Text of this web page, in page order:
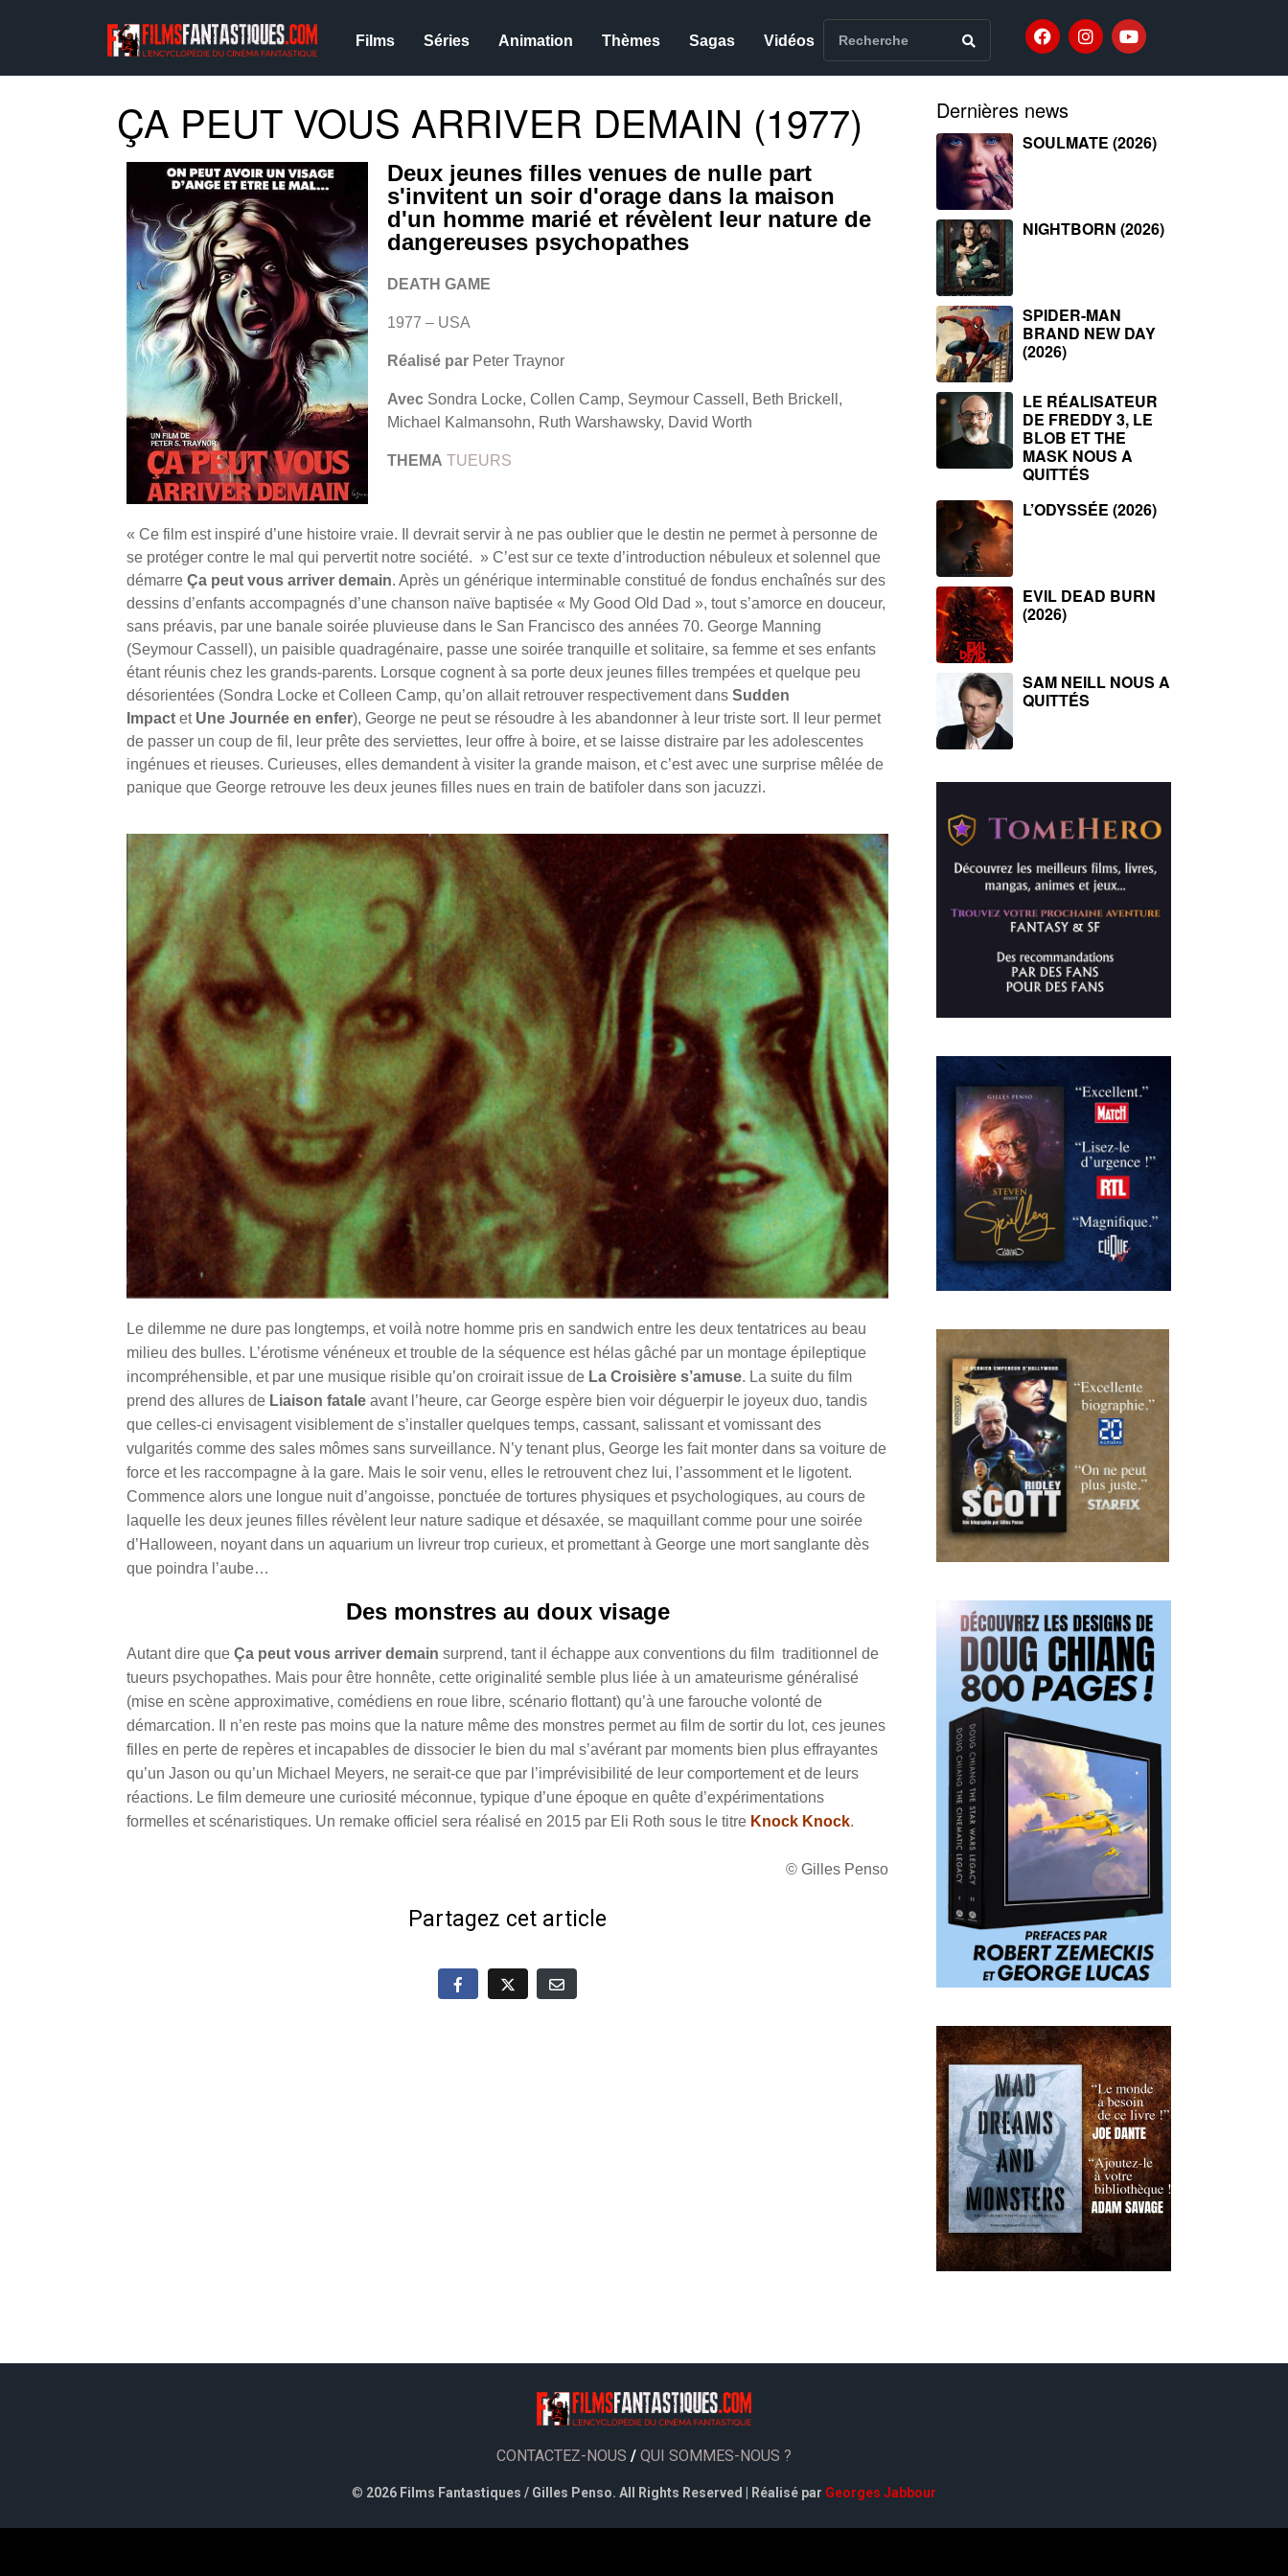
Films Séries Animation Thèmes Sagas Vidéos
ÇA PEUT VOUS ARRIVER DEMAIN (1977)
Deux jeunes filles venues de nulle part
s'invitent un soir d'orage dans la maison
d'un homme marié et révèlent leur nature de
dangereuses psychopathes
DEATH GAME
1977 – USA
Réalisé par Peter Traynor
Avec Sondra Locke, Collen Camp, Seymour Cassell, Beth Brickell,
Michael Kalmansohn, Ruth Warshawsky, David Worth
THEMA TUEURS
« Ce film est inspiré d’une histoire vraie. Il devrait servir à ne pas oublier que le destin ne permet à personne de
se protéger contre le mal qui pervertit notre société. » C’est sur ce texte d’introduction nébuleux et solennel que
démarre Ça peut vous arriver demain. Après un générique interminable constitué de fondus enchaînés sur des
dessins d’enfants accompagnés d’une chanson naïve baptisée « My Good Old Dad », tout s’amorce en douceur,
sans préavis, par une banale soirée pluvieuse dans le San Francisco des années 70. George Manning
(Seymour Cassell), un paisible quadragénaire, passe une soirée tranquille et solitaire, sa femme et ses enfants
étant réunis chez les grands-parents. Lorsque cognent à sa porte deux jeunes filles trempées et quelque peu
désorientées (Sondra Locke et Colleen Camp, qu’on allait retrouver respectivement dans Sudden
Impact et Une Journée en enfer), George ne peut se résoudre à les abandonner à leur triste sort. Il leur permet
de passer un coup de fil, leur prête des serviettes, leur offre à boire, et se laisse distraire par les adolescentes
ingénues et rieuses. Curieuses, elles demandent à visiter la grande maison, et c’est avec une surprise mêlée de
panique que George retrouve les deux jeunes filles nues en train de batifoler dans son jacuzzi.
Le dilemme ne dure pas longtemps, et voilà notre homme pris en sandwich entre les deux tentatrices au beau
milieu des bulles. L’érotisme vénéneux et trouble de la séquence est hélas gâché par un montage épileptique
incompréhensible, et par une musique risible qu’on croirait issue de La Croisière s’amuse. La suite du film
prend des allures de Liaison fatale avant l’heure, car George espère bien voir déguerpir le joyeux duo, tandis
que celles-ci envisagent visiblement de s’installer quelques temps, cassant, salissant et vomissant des
vulgarités comme des sales mômes sans surveillance. N’y tenant plus, George les fait monter dans sa voiture de
force et les raccompagne à la gare. Mais le soir venu, elles le retrouvent chez lui, l’assomment et le ligotent.
Commence alors une longue nuit d’angoisse, ponctuée de tortures physiques et psychologiques, au cours de
laquelle les deux jeunes filles révèlent leur nature sadique et désaxée, se maquillant comme pour une soirée
d’Halloween, noyant dans un aquarium un livreur trop curieux, et promettant à George une mort sanglante dès
que poindra l’aube…
Des monstres au doux visage
Autant dire que Ça peut vous arriver demain surprend, tant il échappe aux conventions du film traditionnel de
tueurs psychopathes. Mais pour être honnête, cette originalité semble plus liée à un amateurisme généralisé
(mise en scène approximative, comédiens en roue libre, scénario flottant) qu’à une farouche volonté de
démarcation. Il n’en reste pas moins que la nature même des monstres permet au film de sortir du lot, ces jeunes
filles en perte de repères et incapables de dissocier le bien du mal s’avérant par moments bien plus effrayantes
qu’un Jason ou qu’un Michael Meyers, ne serait-ce que par l’imprévisibilité de leur comportement et de leurs
réactions. Le film demeure une curiosité méconnue, typique d’une époque en quête d’expérimentations
formelles et scénaristiques. Un remake officiel sera réalisé en 2015 par Eli Roth sous le titre Knock Knock.
© Gilles Penso
Partagez cet article
Dernières news
SOULMATE (2026)
NIGHTBORN (2026)
SPIDER-MAN
BRAND NEW DAY
(2026)
LE RÉALISATEUR
DE FREDDY 3, LE
BLOB ET THE
MASK NOUS A
QUITTÉS
L’ODYSSÉE (2026)
EVIL DEAD BURN
(2026)
SAM NEILL NOUS A
QUITTÉS
CONTACTEZ-NOUS / QUI SOMMES-NOUS ?
© 2026 Films Fantastiques / Gilles Penso. All Rights Reserved | Réalisé par Georges Jabbour